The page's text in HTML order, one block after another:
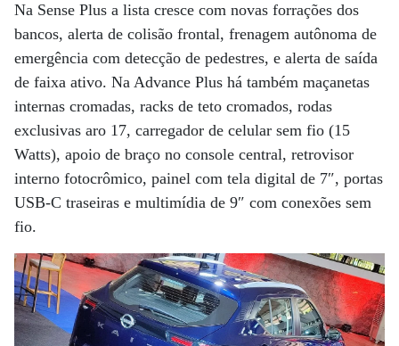
Na Sense Plus a lista cresce com novas forrações dos
bancos, alerta de colisão frontal, frenagem autônoma de
emergência com detecção de pedestres, e alerta de saída
de faixa ativo. Na Advance Plus há também maçanetas
internas cromadas, racks de teto cromados, rodas
exclusivas aro 17, carregador de celular sem fio (15
Watts), apoio de braço no console central, retrovisor
interno fotocrômico, painel com tela digital de 7″, portas
USB-C traseiras e multimídia de 9″ com conexões sem
fio.